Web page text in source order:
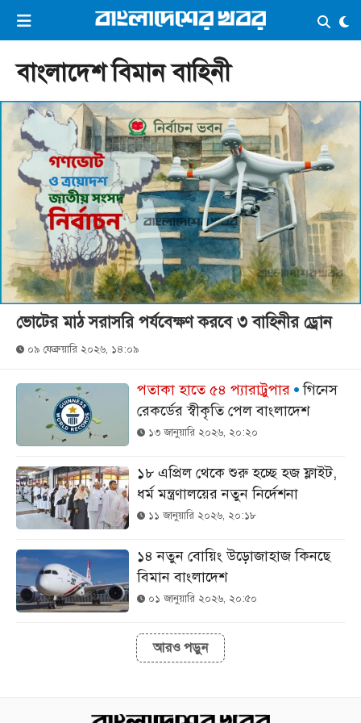
ভিডিও ই-পেপার লগইন ×
প্রচ্ছদ
সর্বশেষ
সব বিভাগ
আর্কাইভ
কনভার্টার
বাংলাদেশ বিমান বাহিনী
ভোটের মাঠ সরাসরি পর্যবেক্ষণ করবে ৩ বাহিনীর ড্রোন
০৯ ফেব্রুয়ারি ২০২৬, ১৪:০৯
পতাকা হাতে ৫৪ প্যারাট্রুপার
গিনেস
রেকর্ডের স্বীকৃতি পেল বাংলাদেশ
১৩ জানুয়ারি ২০২৬, ২০:২০
১৮ এপ্রিল থেকে শুরু হচ্ছে হজ ফ্লাইট,
ধর্ম মন্ত্রণালয়ের নতুন নির্দেশনা
১১ জানুয়ারি ২০২৬, ২০:১৮
১৪ নতুন বোয়িং উড়োজাহাজ কিনছে
বিমান বাংলাদেশ
০১ জানুয়ারি ২০২৬, ২০:৫০
আরও পড়ুন